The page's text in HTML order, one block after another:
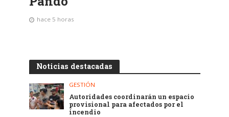
hace 5 horas
Noticias destacadas
GESTIÓN
Autoridades coordinarán un espacio
provisional para afectados por el
incendio